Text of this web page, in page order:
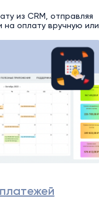
из CRM, отправляя
на оплату вручную или